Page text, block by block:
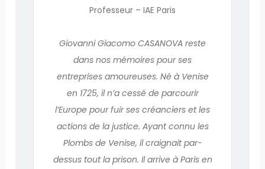
Professeur – IAE Paris
Giovanni Giacomo CASANOVA reste
dans nos mémoires pour ses
entreprises amoureuses. Né à Venise
en 1725, il n’a cessé de parcourir
l’Europe pour fuir ses créanciers et les
actions de la justice. Ayant connu les
Plombs de Venise, il craignait par-
dessus tout la prison. Il arrive à Paris en